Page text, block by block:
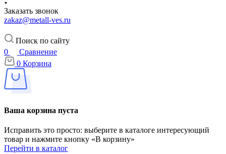
Заказать звонок
zakaz@metall-ves.ru
Поиск по сайту
0
Сравнение
0 Корзина
Ваша корзина пуста
Исправить это просто: выберите в каталоге интересующий
товар и нажмите кнопку «В корзину»
Перейти в каталог